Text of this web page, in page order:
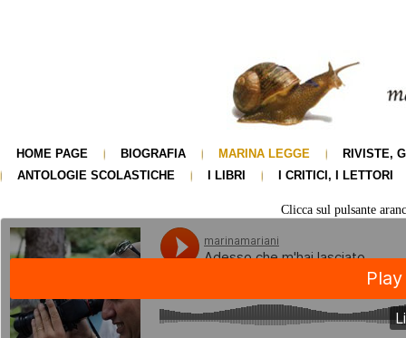
HOME PAGE BIOGRAFIA MARINA LEGGE
RIVISTE,
ANTOLOGIE SCOLASTICHE
I LIBRI I CRITICI, I LETTORI
Clicca sul pulsante